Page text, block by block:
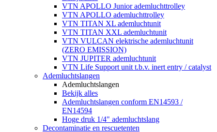
VTN APOLLO Junior ademluchttrolley
VTN APOLLO ademluchttrolley
VTN TITAN XL ademluchtunit
VTN TITAN XXL ademluchtunit
VTN VULCAN elektrische ademluchtunit
(ZERO EMISSION)
VTN JUPITER ademluchtunit
VTN Life Support unit t.b.v. inert entry / catalyst
Ademluchtslangen
Ademluchtslangen
Bekijk alles
Ademluchtslangen conform EN14593 /
EN14594
Hoge druk 1/4" ademluchtslang
Decontaminatie en rescuetenten